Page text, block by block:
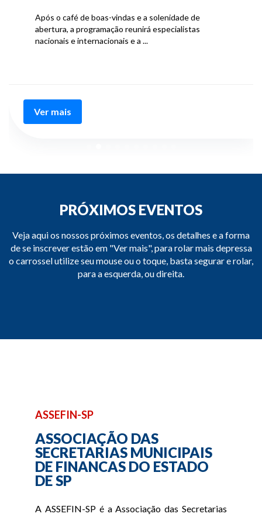
Após o café de boas-vindas e a solenidade de
abertura, a programação reunirá especialistas
nacionais e internacionais e a ...
Ver mais
PRÓXIMOS EVENTOS
Veja aqui os nossos próximos eventos, os detalhes e a forma
de se inscrever estão em "Ver mais", para rolar mais depressa
o carrossel utilize seu mouse ou o toque, basta segurar e rolar,
para a esquerda, ou direita.
ASSEFIN-SP
ASSOCIAÇÃO DAS
SECRETARIAS MUNICIPAIS
DE FINANCAS DO ESTADO
DE SP
A ASSEFIN-SP é a Associação das Secretarias